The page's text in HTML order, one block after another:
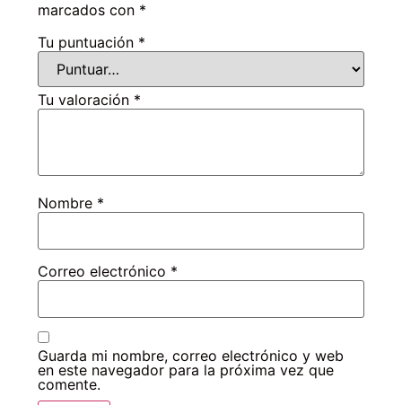
marcados con *
Tu puntuación *
Tu valoración *
Nombre *
Correo electrónico *
Guarda mi nombre, correo electrónico y web
en este navegador para la próxima vez que
comente.